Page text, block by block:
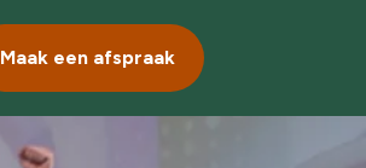
Maak een afspraak